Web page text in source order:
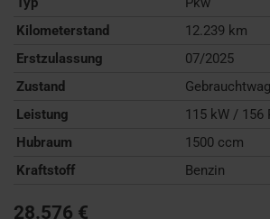
Kilometerstand
12.239 km
Erstzulassung
07/2025
Zustand
Leistung
115 kW / 156
Hubraum
1500 ccm
Kraftstoff
Benzin
28.576 €